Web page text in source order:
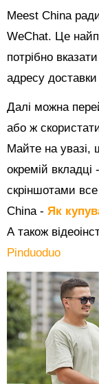
Meest China
WeChat. Це
потрібно
адресу доставки
Далі можна
або ж
Майте на увазі,
окремій вкладці
скріншотами все
China - Як
А також
Pinduoduo